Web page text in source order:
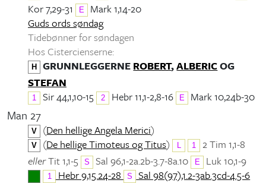
Kor 7,29-31
E
Mark 1,14-20
Guds ords søndag
Tidebønner for søndagen
Hos Cistercienserne:
H GRUNNLEGGERNE ROBERT,ALBERICOG
STEFAN
1 Sir 44,1,10-15 2 Hebr 11,1-2,8-16 E Mark 10,24b-30
Man 27
V (Den hellige Angela Merici)
V (De hellige Timoteus og Titus) L 1
2 Tim 1,1-8
ellerTit 1,1-5 S Sal 96,1-2a.2b-3.7-8a.10 E Luk 10,1-9
1 Hebr 9,15.24-28 S Sal 98(97),1.2-3ab.3cd-4.5-6